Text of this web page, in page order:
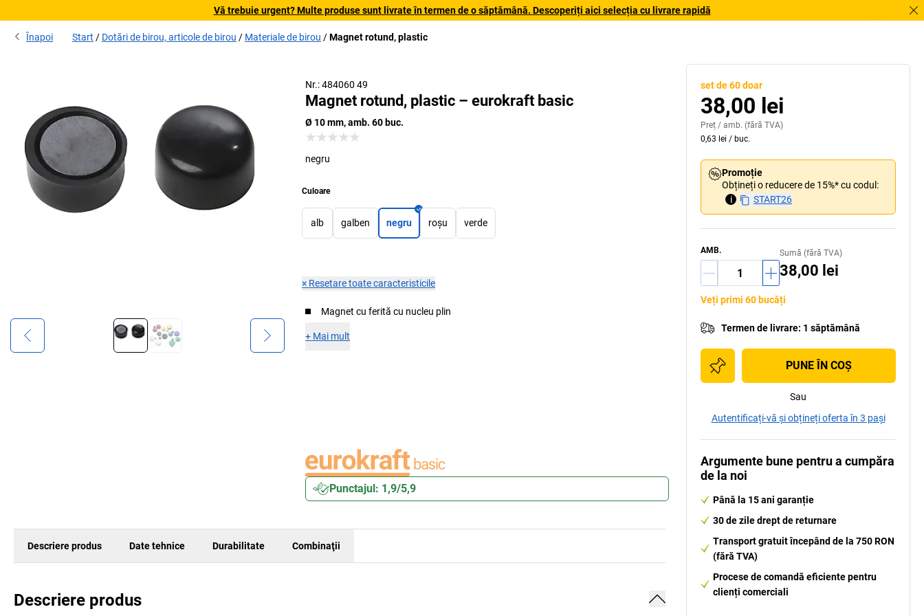
Vă trebuie urgent? Multe produse sunt livrate în termen de o săptămână. Descoperiți aici selecția cu livrare rapidă
Înapoi Start Dotări de birou, articole de birou Materiale de birou Magnet rotund, plastic
Nr.: 484060 49
Magnet rotund, plastic – eurokraft basic
Ø 10 mm, amb. 60 buc.
negru
Culoare
alb galben negru roșu verde
× Resetare toate caracteristicile
Magnet cu ferită cu nucleu plin
+ Mai mult
Punctajul: 1,9/5,9
Descriere produs Date tehnice Durabilitate Combinaţii
Descriere produs
set de 60 doar
38,00 lei
Preț / amb. (fără TVA)
0,63 lei / buc.
Promoție
Obțineți o reducere de 15%* cu codul:
i
START26
AMB. Sumă (fără TVA)
38,00 lei
Veți primi 60 bucăți
Termen de livrare: 1 săptămână
PUNE ÎN COŞ
Sau
Autentificați-vă și obțineți oferta în 3 pași
Argumente bune pentru a cumpăra
de la noi
Până la 15 ani garanție
30 de zile drept de returnare
Transport gratuit începând de la 750 RON
(fără TVA)
Procese de comandă eficiente pentru
clienți comerciali